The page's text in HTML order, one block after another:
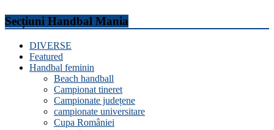
Secțiuni Handbal Mania
DIVERSE
Featured
Handbal feminin
Beach handball
Campionat tineret
Campionate județene
campionate universitare
Cupa României